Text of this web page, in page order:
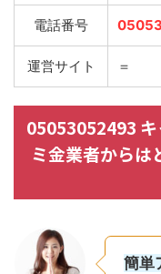
電話番号
運営サイト ＝
05053052493
ミ金業者からは
簡単